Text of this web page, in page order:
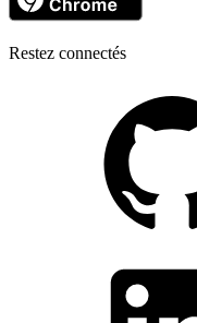
Restez connectés